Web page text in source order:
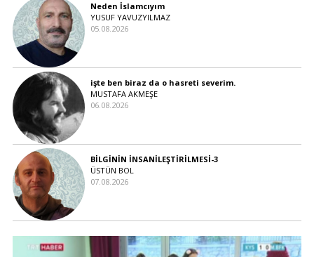
Neden İslamcıyım
YUSUF YAVUZYILMAZ
05.08.2026
işte ben biraz da o hasreti severim.
MUSTAFA AKMEŞE
06.08.2026
BİLGİNİN İNSANİLEŞTİRİLMESİ-3
ÜSTÜN BOL
07.08.2026